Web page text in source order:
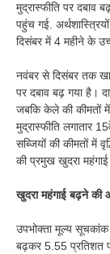
मुद्रास्फीति पर दबाव
पहुंच गई.
दिसंबर में 4 महीने के
नवंबर से दिसंबर तक
पर दबाव बढ़ गया है।
जबकि केले की कीमतों
मुद्रास्फीति लगातार
सब्जियों की कीमतों में
की प्रमुख खुदरा
खुदरा महंगाई बढ़ने की
उपभोक्ता मूल्य सूचकांक
बढ़कर 5.55 प्रतिशत